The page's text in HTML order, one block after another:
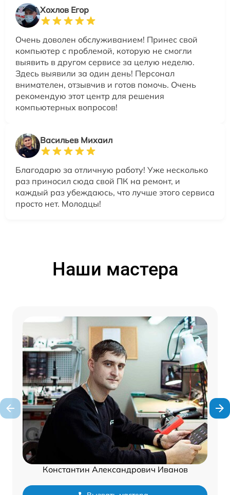
Хохлов Егор
Очень доволен обслуживанием! Принес свой
компьютер с проблемой, которую не смогли
выявить в другом сервисе за целую неделю.
Здесь выявили за один день! Персонал
внимателен, отзывчив и готов помочь. Очень
рекомендую этот центр для решения
компьютерных вопросов!
Васильев Михаил
Благодарю за отличную работу! Уже несколько
раз приносил сюда свой ПК на ремонт, и
каждый раз убеждаюсь, что лучше этого сервиса
просто нет. Молодцы!
Наши мастера
Константин Александрович Иванов